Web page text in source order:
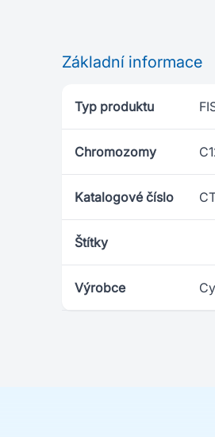
Základní informace
Typ produktu
Chromozomy
Katalogové číslo
Štítky
Výrobce